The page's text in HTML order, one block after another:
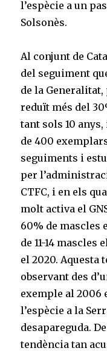
l’espècie a un
Solsonès.
Al conjunt de
del seguiment
de la Generalitat,
reduït més del
tant sols 10 anys,
de 400
seguiments i
per
CTFC, i en els
molt activa el
60% de mascles
de 11-14 mascles
el 2020. Aquesta
observant des
exemple al 2006
l’espècie a la
desapareguda.
tendència tan